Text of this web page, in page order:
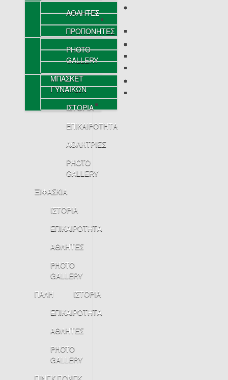
ΑΘΛΗΤΕΣ
ΠΡΟΠΟΝΗΤΕΣ
PHOTO
GALLERY
ΜΠΑΣΚΕΤ
ΓΥΝΑΙΚΩΝ
ΙΣΤΟΡΙΑ
ΕΠΙΚΑΙΡΟΤΗΤΑ
ΑΘΛΗΤΡΙΕΣ
PHOTO
GALLERY
ΞΙΦΑΣΚΙΑ
ΙΣΤΟΡΙΑ
ΕΠΙΚΑΙΡΟΤΗΤΑ
ΑΘΛΗΤΕΣ
PHOTO
GALLERY
ΠΑΛΗ
ΙΣΤΟΡΙΑ
ΕΠΙΚΑΙΡΟΤΗΤΑ
ΑΘΛΗΤΕΣ
PHOTO
GALLERY
ΠΙΝΓΚ ΠΟΝΓΚ